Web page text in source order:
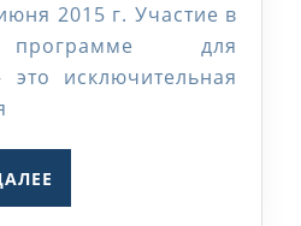
2015 г. Участие в
для
это исключительная